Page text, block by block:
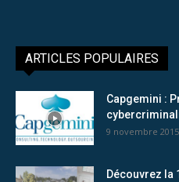
ARTICLES POPULAIRES
Capgemini :
9 novembre 2015
Découvrez la